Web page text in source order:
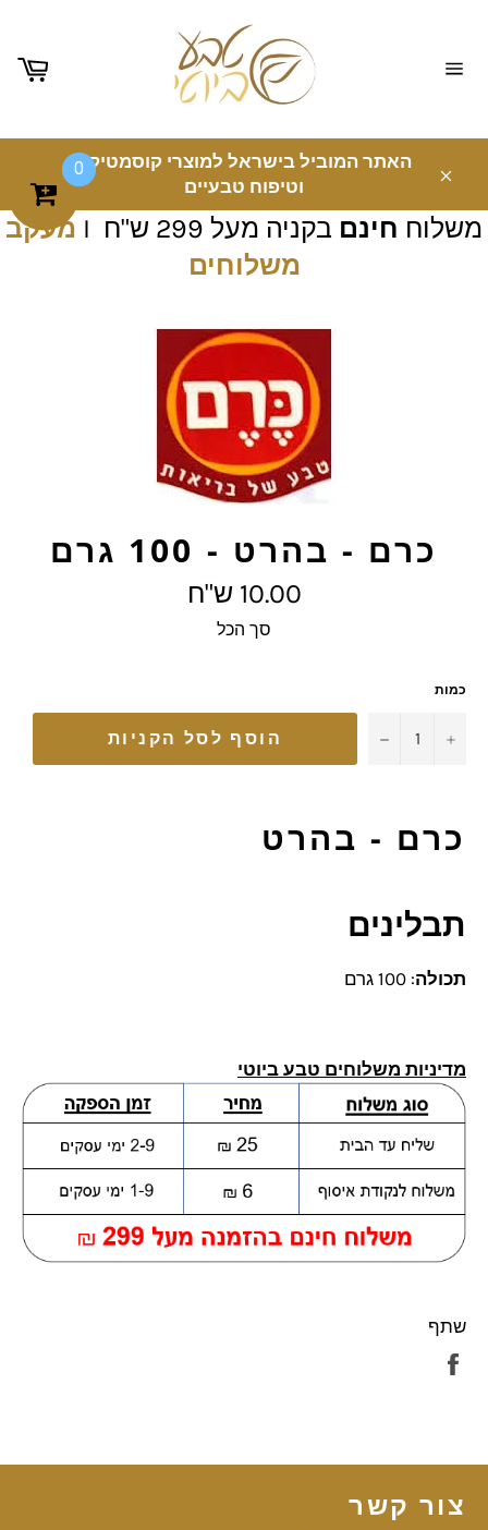
האתר המוביל בישראל למוצרי קוסמטיקה
וטיפוח טבעיים
משלוח חינם בקניה מעל 299 ש"ח I
מעקב
משלוחים
כרם - בהרט - 100 גרם
מחיר
מלא
10.00 ש"ח
סך הכל
כמות
− + הוסף לסל הקניות
כרם - בהרט
תבלינים
תכולה: 100 גרם
מדיניות משלוחים טבע ביוטי
שתף
צור קשר
0